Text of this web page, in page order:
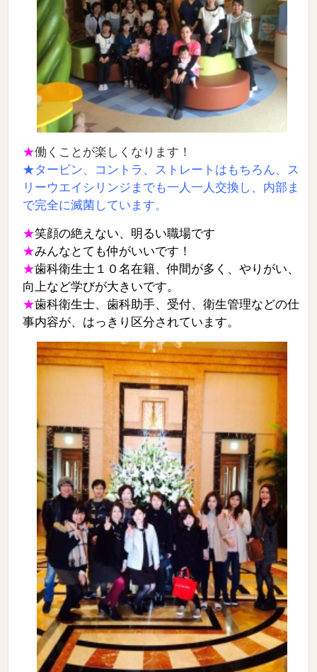
★働くことが楽しくなります！
★タービン、コントラ、ストレートはもちろん、ス
リーウエイシリンジまでも一人一人交換し、内部ま
で完全に滅菌しています。
★笑顔の絶えない、明るい職場です
★みんなとても仲がいいです！
★歯科衛生士１０名在籍、仲間が多く、やりがい、
向上など学びが大きいです。
★歯科衛生士、歯科助手、受付、衛生管理などの仕
事内容が、はっきり区分されています。